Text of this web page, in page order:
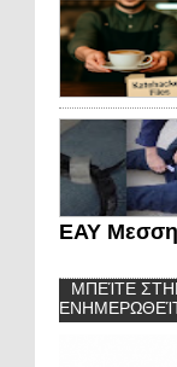
ΕΑΥ
ΜΠΕΊΤΕ